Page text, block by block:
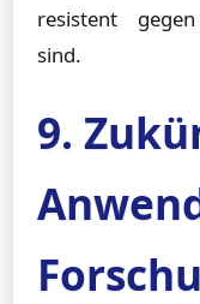
resistent
sind.
9.